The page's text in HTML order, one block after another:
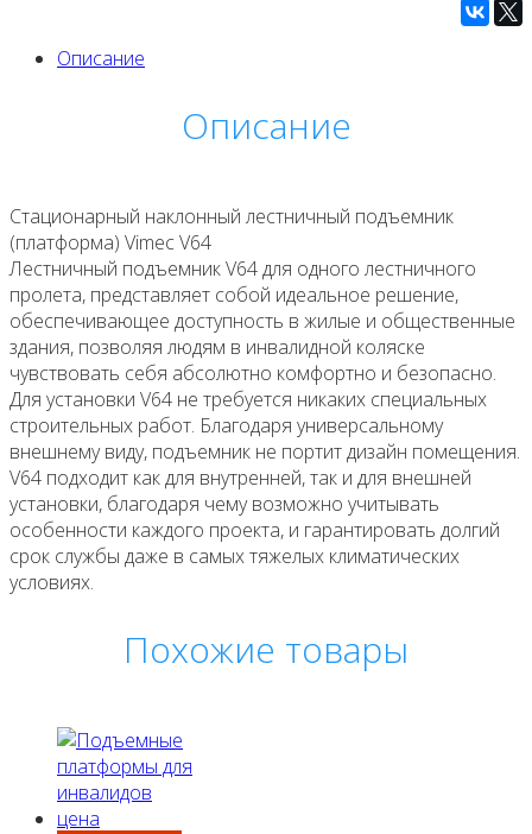
Описание
Описание
Стационарный наклонный лестничный подъемник
(платформа) Vimec V64
Лестничный подъемник V64 для одного лестничного
пролета, представляет собой идеальное решение,
обеспечивающее доступность в жилые и общественные
здания, позволяя людям в инвалидной коляске
чувствовать себя абсолютно комфортно и безопасно.
Для установки V64 не требуется никаких специальных
строительных работ. Благодаря универсальному
внешнему виду, подъемник не портит дизайн помещения.
V64 подходит как для внутренней, так и для внешней
установки, благодаря чему возможно учитывать
особенности каждого проекта, и гарантировать долгий
срок службы даже в самых тяжелых климатических
условиях.
Похожие товары